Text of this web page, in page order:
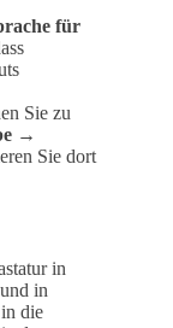
für
Sie zu
→
Sie dort
in
in
die